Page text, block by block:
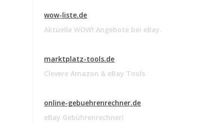
wow-liste.de
Aktuelle WOW! Angebote bei eBay.
marktplatz-tools.de
Clevere Amazon & eBay Tools
online-gebuehrenrechner.de
eBay Gebührenrechner!